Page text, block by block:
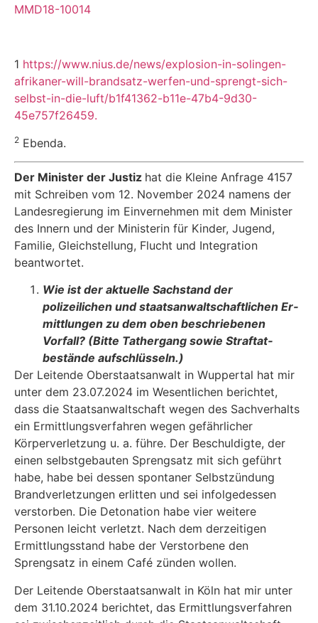
MMD18-10014
1 https://www.nius.de/news/explosion-in-solingen-
afrikaner-will-brandsatz-werfen-und-sprengt-sich-
selbst-in-die-luft/b1f41362-b11e-47b4-9d30-
45e757f26459.
2 Ebenda.
Der Minister der Justiz hat die Kleine Anfrage 4157
mit Schreiben vom 12. November 2024 namens der
Landesregierung im Einvernehmen mit dem Minister
des Innern und der Ministerin für Kinder, Jugend,
Familie, Gleichstellung, Flucht und Integration
beantwortet.
Wie ist der aktuelle Sachstand der
polizeilichen und staatsanwaltschaftlichen Er­
mittlungen zu dem oben beschriebenen
Vorfall? (Bitte Tathergang sowie Straftat­
bestände aufschlüsseln.)
Der Leitende Oberstaatsanwalt in Wuppertal hat mir
unter dem 23.07.2024 im Wesentlichen berichtet,
dass die Staatsanwaltschaft wegen des Sachverhalts
ein Ermittlungsverfahren we­gen gefährlicher
Körperverletzung u. a. führe. Der Beschuldigte, der
einen selbstgebauten Sprengsatz mit sich geführt
habe, habe bei dessen spontaner Selbstzündung
Brandverletzun­gen erlitten und sei infolgedessen
verstorben. Die Detonation habe vier weitere
Personen leicht verletzt. Nach dem derzeitigen
Ermittlungsstand habe der Verstorbene den
Sprengsatz in einem Café zünden wollen.
Der Leitende Oberstaatsanwalt in Köln hat mir unter
dem 31.10.2024 berichtet, das Ermitt­lungsverfahren